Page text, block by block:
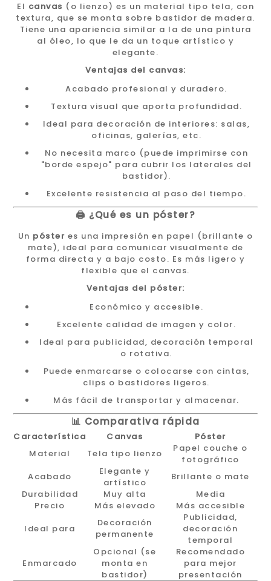
El canvas (o lienzo) es un material tipo tela, con
textura, que se monta sobre bastidor de madera.
Tiene una apariencia similar a la de una pintura
al óleo, lo que le da un toque artístico y
elegante.
Ventajas del canvas:
Acabado profesional y duradero.
Textura visual que aporta profundidad.
Ideal para decoración de interiores: salas,
oficinas, galerías, etc.
No necesita marco (puede imprimirse con
"borde espejo" para cubrir los laterales del
bastidor).
Excelente resistencia al paso del tiempo.
🖨️ ¿Qué es un póster?
Un póster es una impresión en papel (brillante o
mate), ideal para comunicar visualmente de
forma directa y a bajo costo. Es más ligero y
flexible que el canvas.
Ventajas del póster:
Económico y accesible.
Excelente calidad de imagen y color.
Ideal para publicidad, decoración temporal
o rotativa.
Puede enmarcarse o colocarse con cintas,
clips o bastidores ligeros.
Más fácil de transportar y almacenar.
📊 Comparativa rápida
Característica Canvas
Póster
Material
Tela tipo lienzo
Papel couche o
fotográfico
Acabado
Elegante y
artístico
Brillante o mate
Durabilidad
Muy alta
Media
Precio
Más elevado
Más accesible
Ideal para
Decoración
permanente
Publicidad,
decoración
temporal
Enmarcado
Opcional (se
monta en
bastidor)
Recomendado
para mejor
presentación